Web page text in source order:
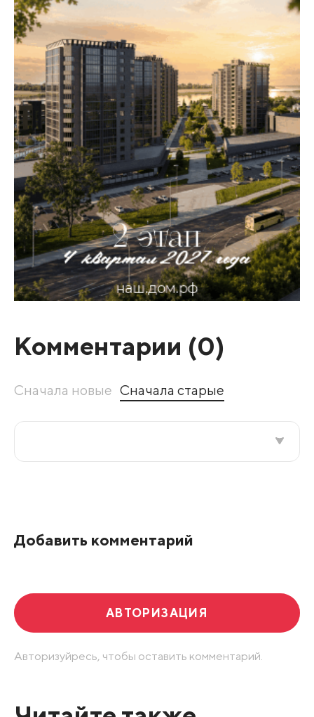
Комментарии (0)
Сначала новые Сначала старые
Добавить комментарий
АВТОРИЗАЦИЯ
Авторизуйресь, чтобы оставить комментарий.